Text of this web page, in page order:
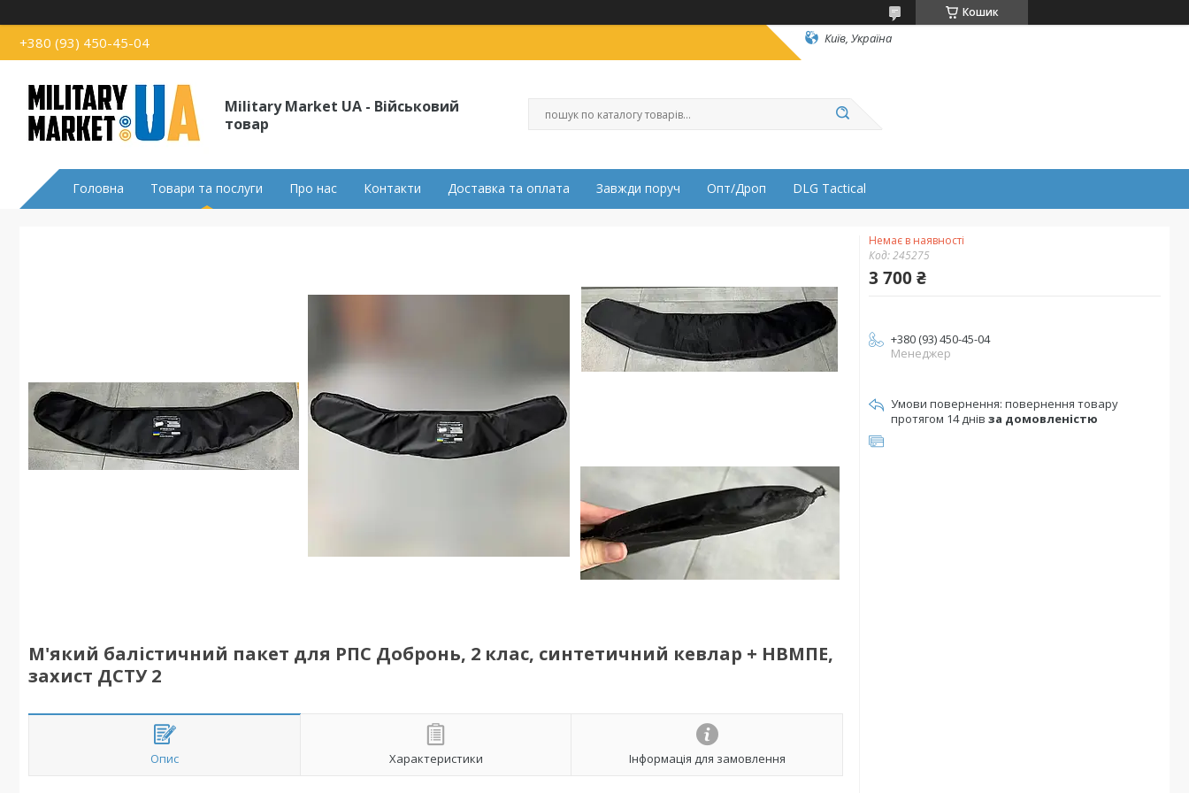
Кошик
+380 (93) 450-45-04 Київ, Україна
Military Market UA - Військовий
товар
Головна Товари та послуги Про нас Контакти Доставка та оплата Завжди поруч Опт/Дроп DLG Tactical
М'який балістичний пакет для РПС Добронь, 2 клас, синтетичний кевлар + НВМПЕ,
захист ДСТУ 2
Опис Характеристики Інформація для замовлення
Немає в наявності
Код:245275
3 700 ₴
+380 (93) 450-45-04
Менеджер
повернення товару
протягом 14 днів за домовленістю